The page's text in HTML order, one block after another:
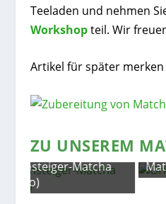
Teeladen und nehmen
Workshopteil. Wir
Artikel für später
ZU UNSEREM
Original Koch
Matcha